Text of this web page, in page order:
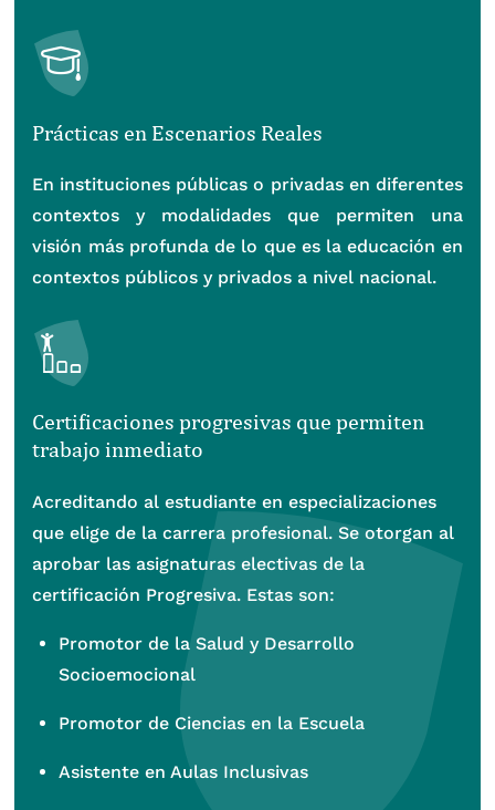
Prácticas en Escenarios Reales
En instituciones públicas o privadas en diferentes
contextos y modalidades que permiten una
visión más profunda de lo que es la educación en
contextos públicos y privados a nivel nacional.
Certificaciones progresivas que permiten
trabajo inmediato
Acreditando al estudiante en especializaciones
que elige de la carrera profesional. Se otorgan al
aprobar las asignaturas electivas de la
certificación Progresiva. Estas son:
Promotor de la Salud y Desarrollo
Socioemocional
Promotor de Ciencias en la Escuela
Asistente en Aulas Inclusivas